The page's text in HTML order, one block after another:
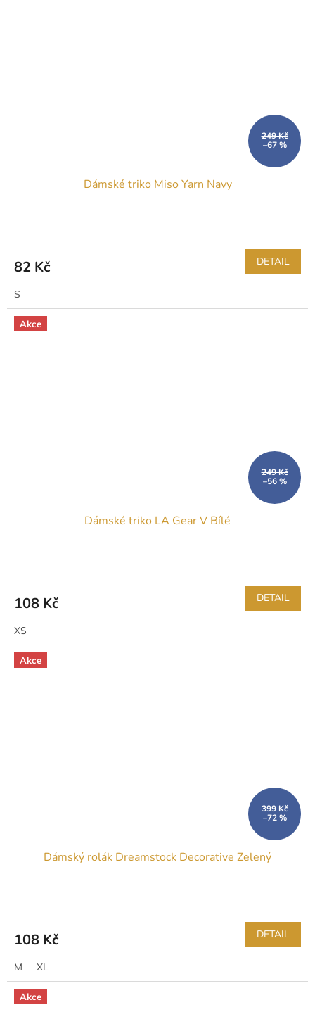
249 Kč
–67 %
Dámské triko Miso Yarn Navy
82 Kč DETAIL
S
Akce
249 Kč
–56 %
Dámské triko LA Gear V Bílé
je
z
5
hvězdiček.
108 Kč DETAIL
XS
Akce
399 Kč
–72 %
Dámský rolák Dreamstock Decorative Zelený
108 Kč DETAIL
M XL
Akce